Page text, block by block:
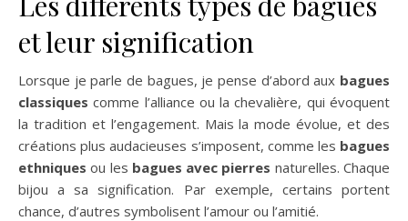
et leur signification
Lorsque je parle de bagues, je pense d’abord aux bagues
classiques comme l’alliance ou la chevalière, qui évoquent
la tradition et l’engagement. Mais la mode évolue, et des
créations plus audacieuses s’imposent, comme les bagues
ethniques ou les bagues avec pierres naturelles. Chaque
bijou a sa signification. Par exemple, certains portent
chance, d’autres symbolisent l’amour ou l’amitié.